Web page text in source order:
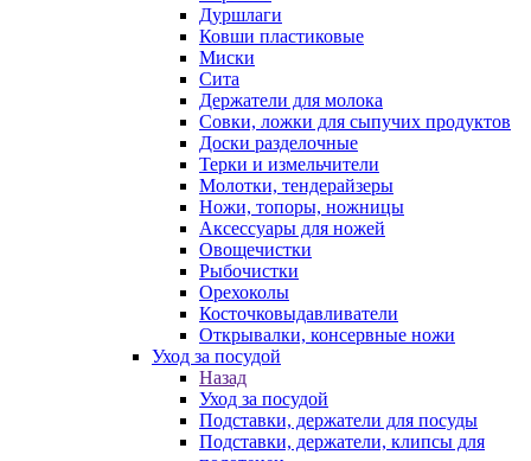
Дуршлаги
Ковши пластиковые
Миски
Сита
Держатели для молока
Совки, ложки для сыпучих продуктов
Доски разделочные
Терки и измельчители
Молотки, тендерайзеры
Ножи, топоры, ножницы
Аксессуары для ножей
Овощечистки
Рыбочистки
Орехоколы
Косточковыдавливатели
Открывалки, консервные ножи
Уход за посудой
Назад
Уход за посудой
Подставки, держатели для посуды
Подставки, держатели, клипсы для